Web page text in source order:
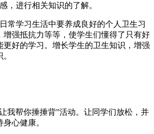
，进行相关知识的了解。
常学习生活中要养成良好的个人卫生习
增强抵抗力等等，使学生们懂得了只有好
更好的学习。增长学生的卫生知识，增强
我帮你捶捶背”活动。让同学们放松，并
心健康。